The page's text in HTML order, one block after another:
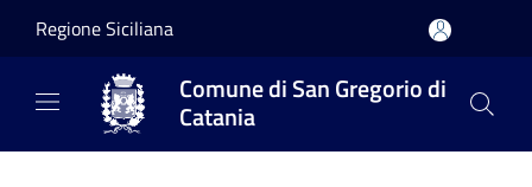
Regione Siciliana
Comune di San Gregorio di
Catania